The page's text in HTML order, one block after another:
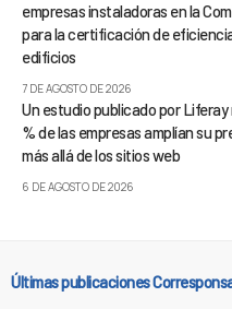
empresas instaladoras en la
para la certificación de
edificios
7 DE AGOSTO DE 2026
Un estudio publicado por Liferay
% de las empresas amplían su
más allá de los sitios web
6 DE AGOSTO DE 2026
Últimas publicaciones